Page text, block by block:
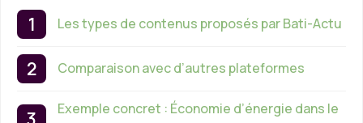
Les types de contenus proposés par Bati-Actu
Comparaison avec d’autres plateformes
Exemple concret : Économie d’énergie dans le